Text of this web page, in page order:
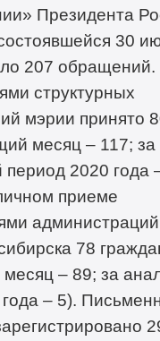
Президента
30
207 обращений.
структурных
мэрии принято
месяц – 117; за
2020 года
приеме
78
– 89; за
– 5).